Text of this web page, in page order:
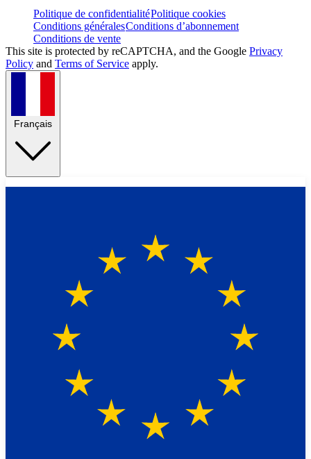
Politique de confidentialitéPolitique cookies
Conditions généralesConditions d’abonnement
Conditions de vente
This site is protected by reCAPTCHA, and the Google Privacy
Policy and Terms of Service apply.
Français